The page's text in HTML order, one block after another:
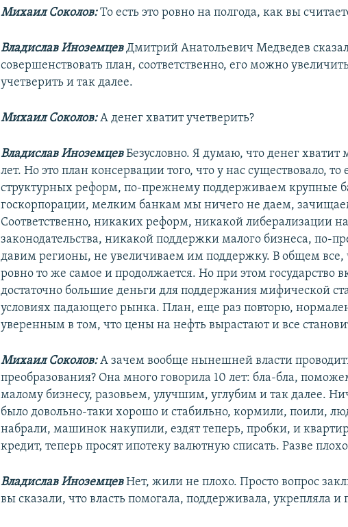
Михаил Соколов:То есть это ровно на полгода, как вы
Владислав ИноземцевДмитрий Анатольевич Медведев
совершенствовать план, соответственно, его можно
учетверить и так далее.
Михаил Соколов:А денег хватит учетверить?
Владислав ИноземцевБезусловно. Я думаю, что денег
лет. Но это план консервации того, что у нас существовало, то
структурных реформ, по-прежнему поддерживаем крупные
госкорпорации, мелким банкам мы ничего не даем,
Соответственно, никаких реформ, никакой либерализации
законодательства, никакой поддержки малого бизнеса, по-
давим регионы, не увеличиваем им поддержку. В общем все,
ровно то же самое и продолжается. Но при этом государство
достаточно большие деньги для поддержания мифической
условиях падающего рынка. План, еще раз повторю,
уверенным в том, что цены на нефть вырастают и все
Михаил Соколов:А зачем вообще нынешней власти
преобразования? Она много говорила 10 лет: бла-бла,
малому бизнесу, разовьем, улучшим, углубим и так далее.
было довольно-таки хорошо и стабильно, кормили, поили,
набрали, машинок накупили, ездят теперь, пробки, и
кредит, теперь просят ипотеку валютную списать. Разве
Владислав ИноземцевНет, жили не плохо. Просто вопрос
вы сказали, что власть помогала, поддерживала, укрепляла и